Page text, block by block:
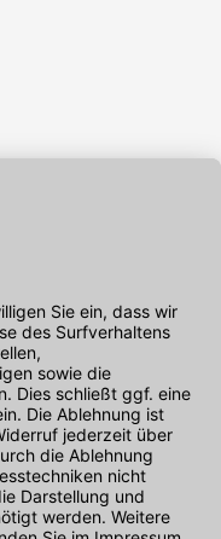
von 08:00 - 17:00
151für Sie erreichbar.